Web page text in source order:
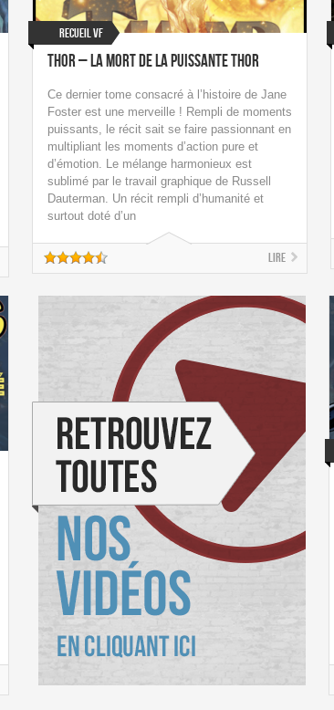
Recueil VF
Thor – La mort de la puissante Thor
Ce dernier tome consacré à l’histoire de Jane
Foster est une merveille ! Rempli de moments
puissants, le récit sait se faire passionnant en
multipliant les moments d’action pure et
d’émotion. Le mélange harmonieux est
sublimé par le travail graphique de Russell
Dauterman. Un récit rempli d’humanité et
surtout doté d’un
Lire